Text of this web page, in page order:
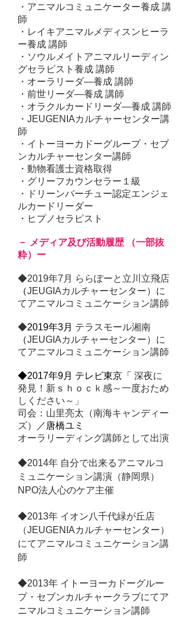
・アニマルコミュニケーター養成 講
師
・レイキアニマルメディスンヒーラ
ー養成 講師
・ソウルメイトアニマルリーディン
グセラピスト養成 講師
・オーラリーダ―養成 講師
・前世リーダ―養成 講師
・オラクルカードリーダ―養成 講師
・ JEUGENIAカルチャーセンター講
師
・イトーヨーカドーグループ・セブ
ンカルチャーセンター講師
・動物看護士資格取得
・グリーフカウンセラー１級
・ドリーンバーチュー認定エンジェ
ルカードリーダー
・ヒプノセラピスト
－ メディア及び活動履歴 （一部抜
粋）ー
◆2019年7月 ららぽーと立川立飛店
（JEUGIAカルチャーセンター）に
てアニマルコミュニケーション講師
◆2019年3月 テラスモール湘南
（JEUGIAカルチャーセンター）に
てアニマルコミュニケーション講師
◆2017年9月 テレビ東京「 深夜に
発見！新ｓｈｏｃｋ感～一度おため
しください～」
司会：山里亮太（南海キャンディー
ズ）
／唐橋ユミ
​オーラリーディング講師として出演
◆2014年 自分で出来るアニマルコ
ミュニケーション講演（静岡県）
NPO法人心のケア主催
◆2013年 イオン八千代緑が丘店
（JEUGENIAカルチャーセンター）
にてアニマルコミュニケーション講
師
◆2013年 イトーヨーカドーグルー
プ・セブンカルチャークラブにてア
ニマルコミュニケーション講師